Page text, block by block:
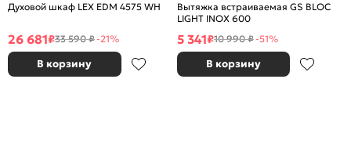
Духовой шкаф LEX EDM 4575 WH
26 681₽33 590 ₽-21%
В корзину
Вытяжка встраиваемая GS BLOC
LIGHT INOX 600
5 341₽10 990 ₽-51%
В корзину